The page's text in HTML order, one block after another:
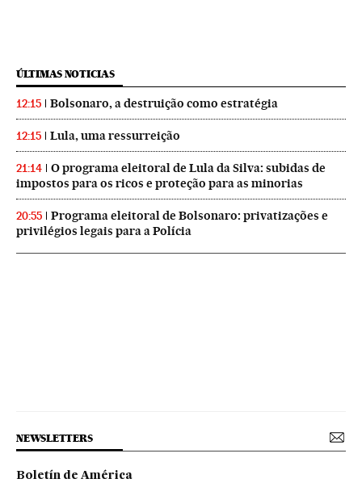
ÚLTIMAS NOTICIAS
12:15 Bolsonaro, a destruição como estratégia
12:15 Lula, uma ressurreição
21:14
O programa eleitoral de Lula da Silva: subidas de
impostos para os ricos e proteção para as minorias
20:55
Programa eleitoral de Bolsonaro: privatizações e
privilégios legais para a Polícia
NEWSLETTERS
Boletín de América